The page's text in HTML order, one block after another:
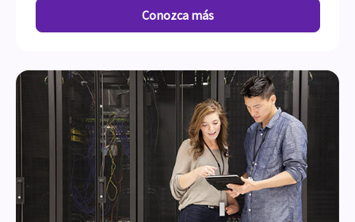
Conozca más